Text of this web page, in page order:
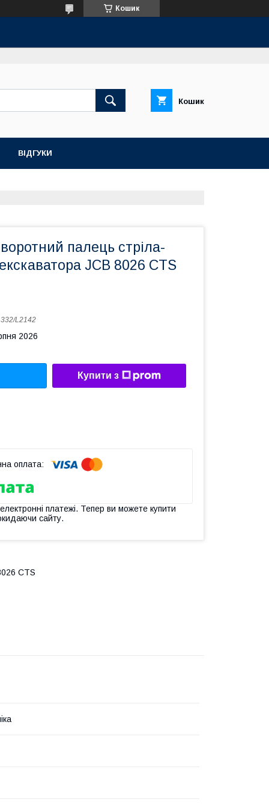
Кошик
Кошик
ВІДГУКИ
палець стріла-
JCB 8026 CTS
332/L2142
2026
Купити з
платежі. Тепер ви можете купити
сайту.
CTS